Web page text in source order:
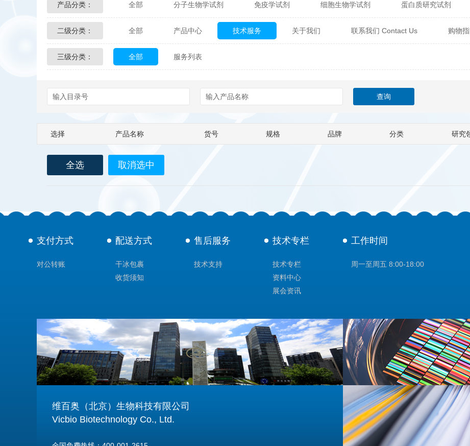
Glycon Biochem Sterlitech 热销产品 辰辉创聚生物® (Nebulabio) BPS
Echelon Biosciences Verichem Laboratories Vicbio Biotech Click Chemistry
Affinity Biologicals
Berry & Associates Hybrid Plastics Milenia Biotec
LGC Maine Standards
产品分类： 全部 分子生物学试剂 免疫学试剂 细胞生物学试剂 蛋白质研究试剂
化学及生物化学试剂 材料学试剂 仪器及设备 耗材及常用物品 其他产品
二级分类： 全部 产品中心 技术服务 关于我们 联系我们 Contact Us 购物
配送方式 售后服务
三级分类： 全部 服务列表
选择 产品名称 货号 规格 品牌 分类 研究
全选 取消选中
支付方式
对公转账
配送方式
干冰包裹
收货须知
售后服务
技术支持
技术专栏
技术专栏
资料中心
展会资讯
工作时间
周一至周五 8:00-18:00
维百奥（北京）生物科技有限公司
Vicbio Biotechnology Co., Ltd.